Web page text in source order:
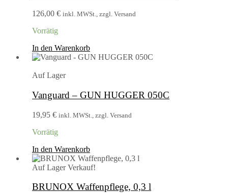
126,00 € inkl. MWSt., zzgl. Versand
Vorrätig
In den Warenkorb
Auf Lager
Vanguard – GUN HUGGER 050C
19,95 € inkl. MWSt., zzgl. Versand
Vorrätig
In den Warenkorb
Auf Lager Verkauf!
BRUNOX Waffenpflege, 0,3 l